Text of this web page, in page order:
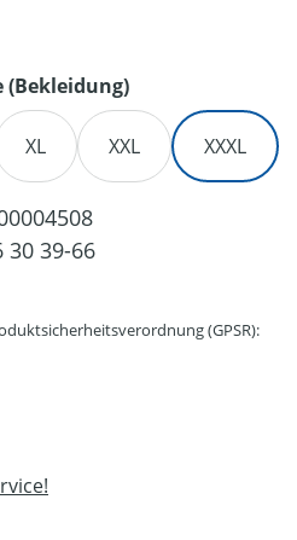
(Bekleidung)auswählen
XL XXL XXXL
30 39-66
(GPSR):